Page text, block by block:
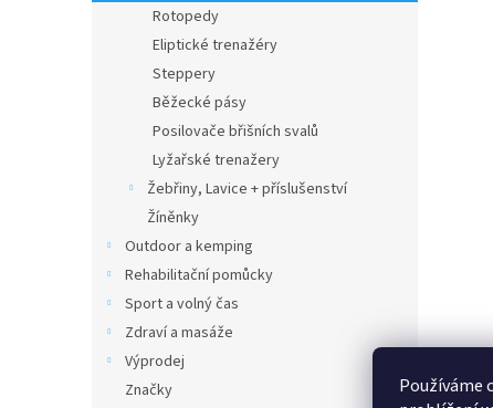
Používáme
Rotopedy
Eliptické trenažéry
Steppery
Běžecké pásy
Posilovače břišních svalů
Lyžařské trenažery
Žebřiny, Lavice + příslušenství
Žíněnky
Outdoor a kemping
Rehabilitační pomůcky
Sport a volný čas
Zdraví a masáže
Výprodej
Značky